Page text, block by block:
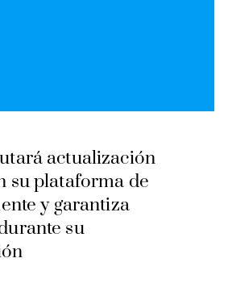
actualización
su plataforma de
y garantiza
su